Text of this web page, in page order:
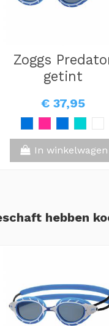
Zoggs
getint
€ 37,95
In winkelwagen
hebben